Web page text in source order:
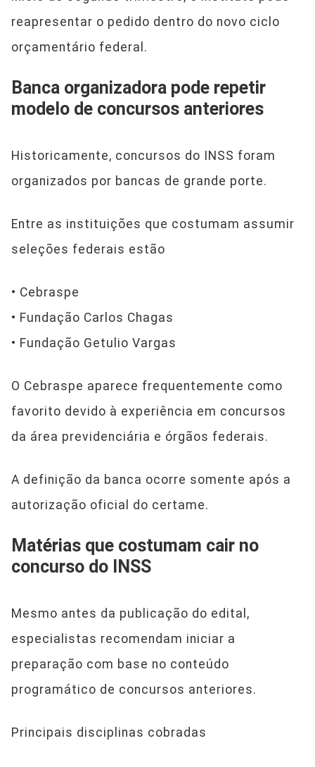
reapresentar o pedido dentro do novo ciclo
orçamentário federal.
Banca organizadora pode repetir
modelo de concursos anteriores
Historicamente, concursos do INSS foram
organizados por bancas de grande porte.
Entre as instituições que costumam assumir
seleções federais estão
• Cebraspe
• Fundação Carlos Chagas
• Fundação Getulio Vargas
O Cebraspe aparece frequentemente como
favorito devido à experiência em concursos
da área previdenciária e órgãos federais.
A definição da banca ocorre somente após a
autorização oficial do certame.
Matérias que costumam cair no
concurso do INSS
Mesmo antes da publicação do edital,
especialistas recomendam iniciar a
preparação com base no conteúdo
programático de concursos anteriores.
Principais disciplinas cobradas